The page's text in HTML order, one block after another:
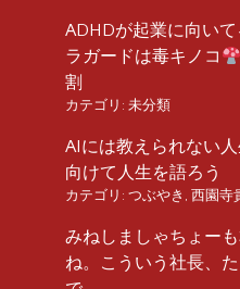
ADHDが起業に向い
ラガードは毒キノコ
割
カテゴリ: 未分類
AIには教えられない
向けて人生を語ろう
カテゴリ: つぶやき , 西園寺
みねしましゃちょー
ね。こういう社長、